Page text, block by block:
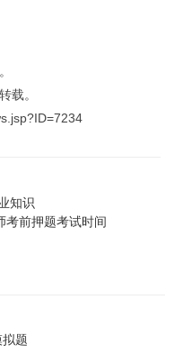
载。
知识
考前押题考试时间
题